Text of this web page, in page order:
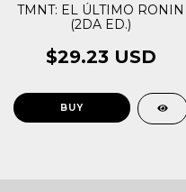
TMNT: EL ÚLTIMO RONIN
(2DA ED.)
$29.23 USD